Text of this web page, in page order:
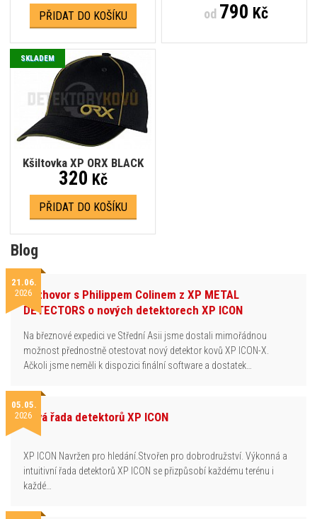
PŘIDAT DO KOŠÍKU od790 Kč
Kšiltovka XP ORX BLACK
SKLADEM
320 Kč
PŘIDAT DO KOŠÍKU
Blog
21.06.
2026Rozhovor s Philippem Colinem z XP METAL
DETECTORS o nových detektorech XP ICON
Na březnové expedici ve Střední Asii jsme dostali mimořádnou
možnost přednostně otestovat nový detektor kovů XP ICON-X.
Ačkoli jsme neměli k dispozici finální software a dostatek…
05.05.
2026Nová řada detektorů XP ICON
XP ICON Navržen pro hledání.Stvořen pro dobrodružství. Výkonná a
intuitivní řada detektorů XP ICON se přizpůsobí každému terénu i
každé…